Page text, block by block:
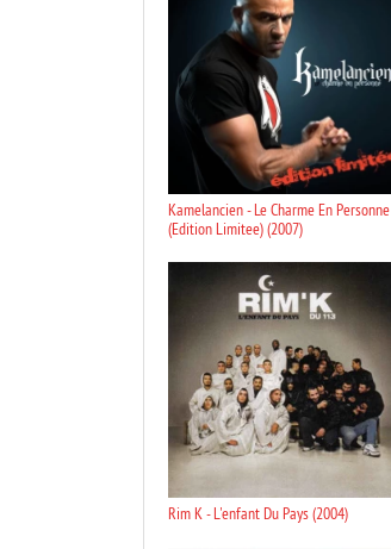
Kamelancien - Le Charme En Personne
(Edition Limitee) (2007)
Rim K - L'enfant Du Pays (2004)